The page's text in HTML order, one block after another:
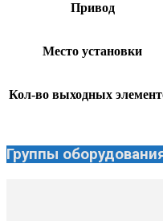
Привод
Место установки
Кол-во выходных
Группы